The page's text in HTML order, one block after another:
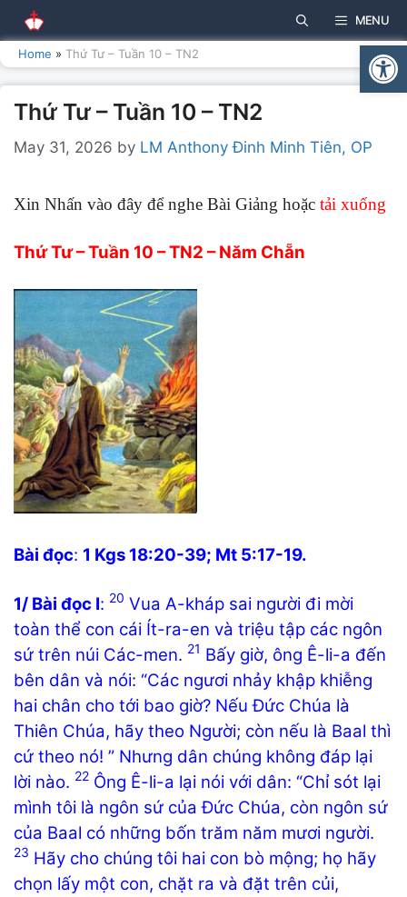
to
content
MENU
Home » Thứ Tư – Tuần 10 – TN2
Thứ Tư – Tuần 10 – TN2
May 31, 2026 by LM Anthony Đinh Minh Tiên, OP
Xin Nhấn vào đây để nghe Bài Giảng hoặc tải xuống
Thứ Tư – Tuần 10 – TN2 – Năm Chẵn
Bài đọc: 1 Kgs 18:20-39; Mt 5:17-19.
1/ Bài đọc I: 20 Vua A-kháp sai người đi mời
toàn thể con cái Ít-ra-en và triệu tập các ngôn
sứ trên núi Các-men. 21 Bấy giờ, ông Ê-li-a đến
bên dân và nói: “Các ngươi nhảy khập khiễng
hai chân cho tới bao giờ? Nếu Đức Chúa là
Thiên Chúa, hãy theo Người; còn nếu là Baal thì
cứ theo nó! ” Nhưng dân chúng không đáp lại
lời nào. 22 Ông Ê-li-a lại nói với dân: “Chỉ sót lại
mình tôi là ngôn sứ của Đức Chúa, còn ngôn sứ
của Baal có những bốn trăm năm mươi người.
23 Hãy cho chúng tôi hai con bò mộng; họ hãy
chọn lấy một con, chặt ra và đặt trên củi,